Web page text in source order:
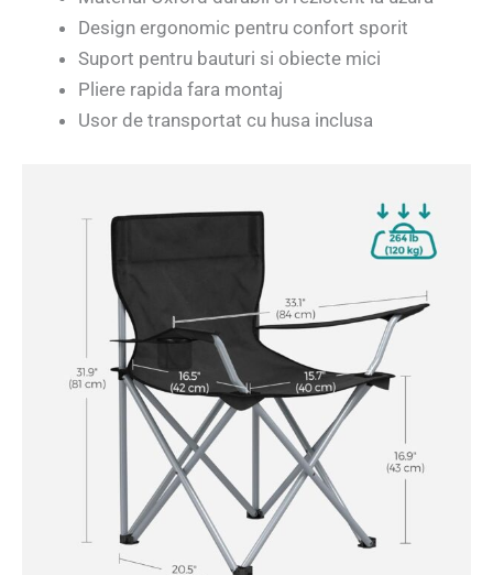
Design ergonomic pentru confort sporit
Suport pentru bauturi si obiecte mici
Pliere rapida fara montaj
Usor de transportat cu husa inclusa